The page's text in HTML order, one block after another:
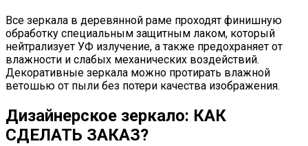
Все зеркала в деревянной раме проходят финишную
обработку специальным защитным лаком, который
нейтрализует УФ излучение, а также предохраняет от
влажности и слабых механических воздействий.
Декоративные зеркала можно протирать влажной
ветошью от пыли без потери качества изображения.
Дизайнерское зеркало: КАК
СДЕЛАТЬ ЗАКАЗ?